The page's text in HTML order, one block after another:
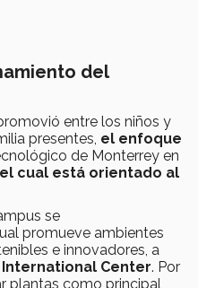
del
entre los niños y
presentes, el enfoque
de Monterrey en
el cual está orientado al
se
promueve ambientes
e innovadores, a
Center. Por
plantas como principal